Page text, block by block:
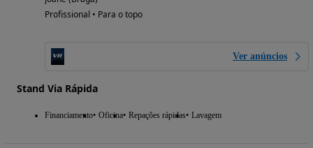
Profissional • Para o topo
Ver anúncios
Stand Via Rápida
Financiamento Oficina Repações rápidas Lavagem